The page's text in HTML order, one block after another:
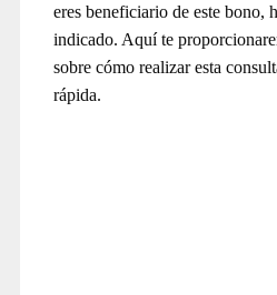
eres beneficiario de este bono,
indicado. Aquí te
sobre cómo realizar esta
rápida.